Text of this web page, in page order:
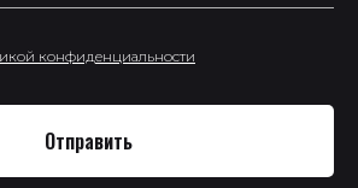
конфиденциальности
Отправить